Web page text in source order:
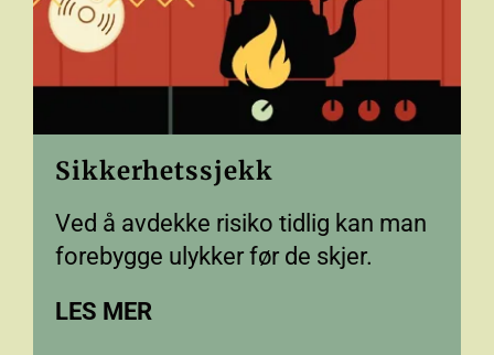
Sikkerhetssjekk
Ved å avdekke risiko tidlig kan man
forebygge ulykker før de skjer.
LES MER